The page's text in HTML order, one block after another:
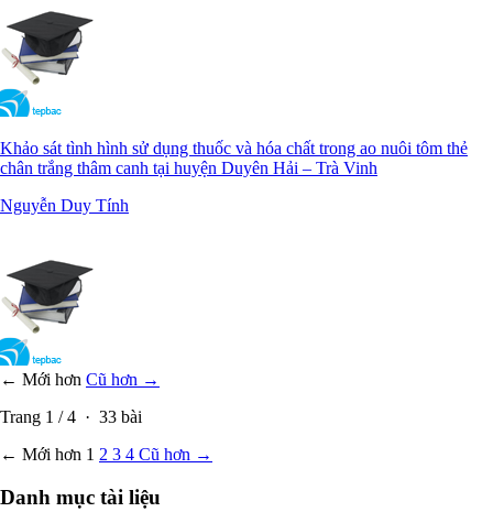
Khảo sát tình hình sử dụng thuốc và hóa chất trong ao nuôi tôm thẻ
chân trắng thâm canh tại huyện Duyên Hải – Trà Vinh
Nguyễn Duy Tính
← Mới hơn Cũ hơn →
Trang 1 /4 · 33 bài
← Mới hơn 1 2 3 4 Cũ hơn →
Danh mục tài liệu